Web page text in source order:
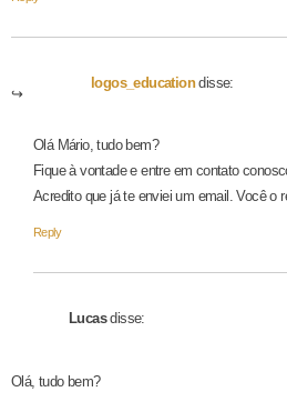
logos_education disse:
Olá Mário, tudo bem?
Fique à vontade e entre em contato
Acredito que já te enviei um email. Você o
Reply
Lucas disse:
Olá, tudo bem?